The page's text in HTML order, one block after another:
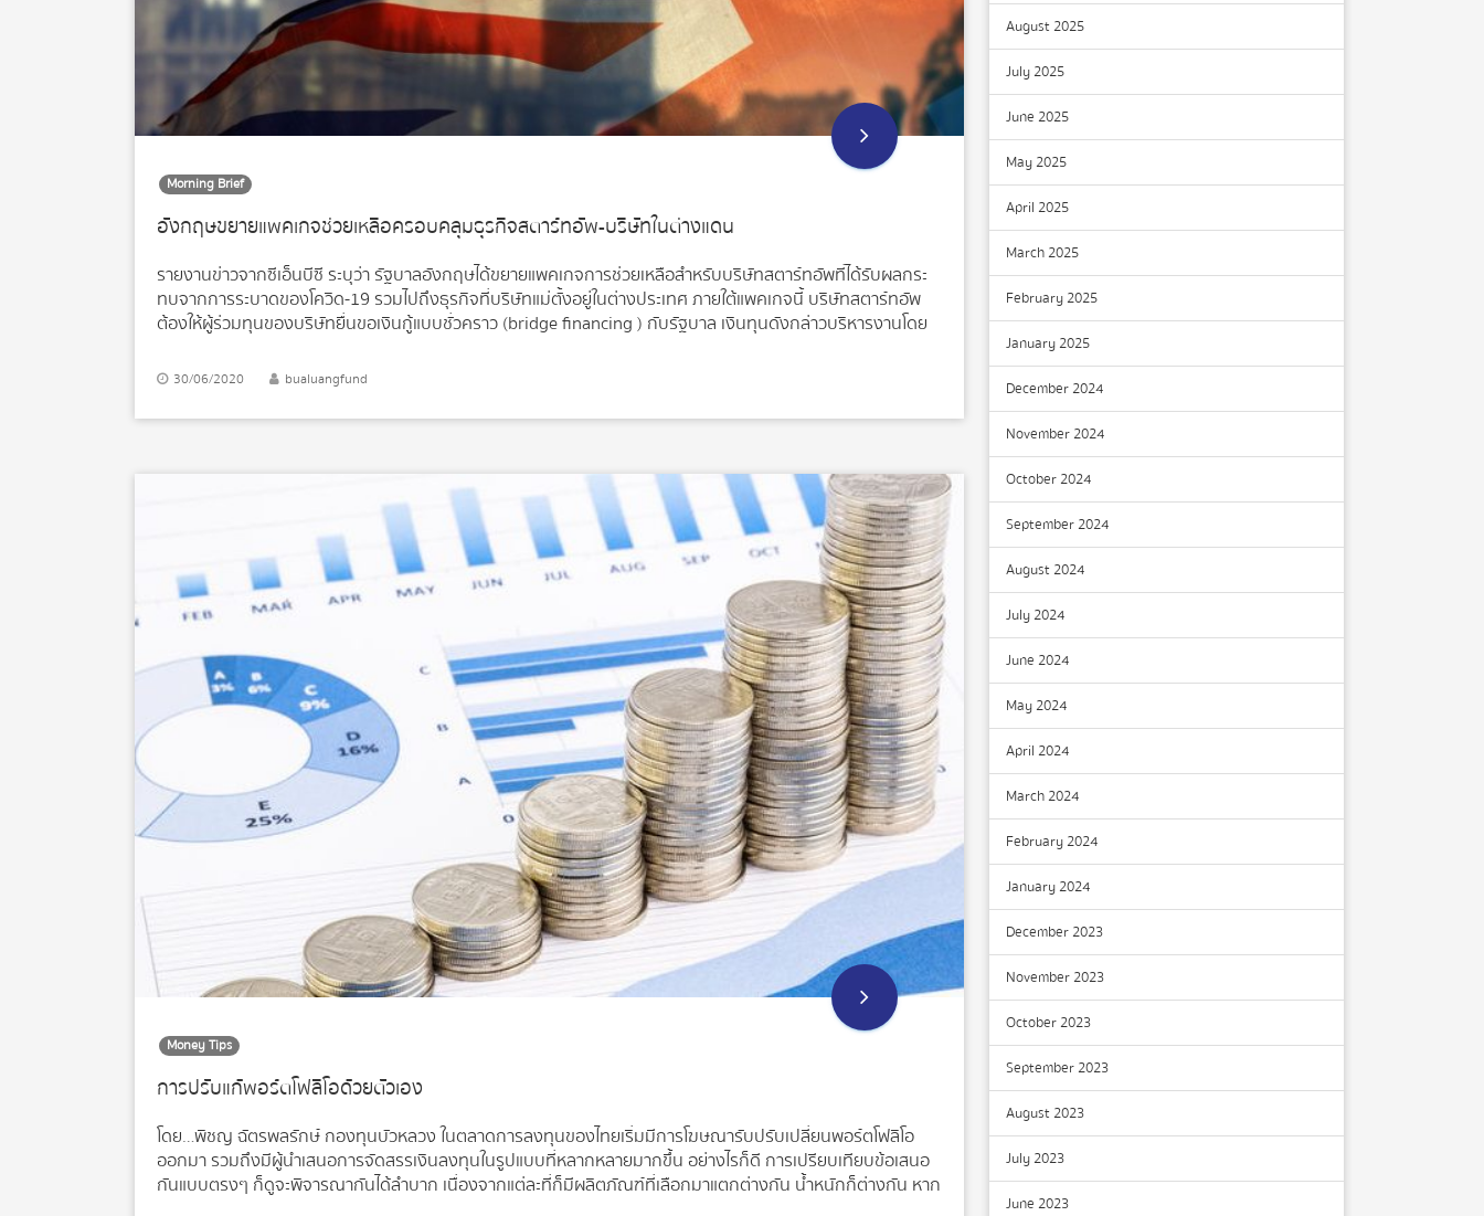
Morning Brief
อังกฤษขยายแพคเกจช่วยเหลือครอบคลุมธุรกิจสตาร์ทอัพ-บริษัทในต่างแดน
รายงานข่าวจากซีเอ็นบีซี ระบุว่า รัฐบาลอังกฤษได้ขยายแพคเกจการช่วยเหลือสำหรับบริษัทสตาร์ทอัพที่ได้รับผลกระ
ทบจากการระบาดของโควิด-19 รวมไปถึงธุรกิจที่บริษัทแม่ตั้งอยู่ในต่างประเทศ ภายใต้แพคเกจนี้ บริษัทสตาร์ทอัพ
ต้องให้ผู้ร่วมทุนของบริษัทยื่นขอเงินกู้แบบชั่วคราว (bridge financing ) กับรัฐบาล เงินทุนดังกล่าวบริหารงานโดย
สตาร์ทอัพ โดยทฤษฎีที่ว่านี้จะช่วยให้รัฐบาลสามารถสร้างผลตอบแทนการลงทุนในภายหลัง กองทุน 500 ล้านปอนด์
(614 ล้านดอลลาร์สหรัฐ) ประกอบด้วยภาระผูกพัน 250 ล้านปอนด์ จากกระทรวงการคลังคลังซึ่งจับคู่กับการระดม
ทุนของภาคเอกชน โดยสตาร์ทอัพจะได้รับการสนับสนุนถึง 320 ล้านปอนด์และรัฐบาล กล่าวว่า ยินดีที่จะเพิ่มขนาด
นวัตกรรมของอังกฤษเป็นหนึ่งในจุดแข็งทางเศรษฐกิจที่ยิ่งใหญ่ ดังนั้นเมื่อเราเริ่มฟื้นตัวกลับจากการระบาดของโค
วิด-19 บริษัทเหล่านี้จะช่วยผลักดันการฟื้นตัวและสร้างงานใหม่ รวมถึงการเปลี่ยนแปลงนี้ หมายความว่า ผู้ที่เริ่มต้น
ธุรกิจที่พยายามอย่างดีที่สุดและมีโอกาสเติบโตทางธุรกิจจะได้รับประโยชน์จากกองทุนในอนาคต
30/06/2020 bualuangfund
Money Tips
การปรับแก้พอร์ตโฟลิโอด้วยตัวเอง
โดย…พิชญ ฉัตรพลรักษ์ กองทุนบัวหลวง ในตลาดการลงทุนของไทยเริ่มมีการโฆษณารับปรับเปลี่ยนพอร์ตโฟลิโอ
ออกมา รวมถึงมีผู้นำเสนอการจัดสรรเงินลงทุนในรูปแบบที่หลากหลายมากขึ้น อย่างไรก็ดี การเปรียบเทียบข้อเสนอ
กันแบบตรงๆ ก็ดูจะพิจารณากันได้ลำบาก เนื่องจากแต่ละที่ก็มีผลิตภัณฑ์ที่เลือกมาแตกต่างกัน น้ำหนักก็ต่างกัน หาก
August 2025
July 2025
June 2025
May 2025
April 2025
March 2025
February 2025
January 2025
December 2024
November 2024
October 2024
September 2024
August 2024
July 2024
June 2024
May 2024
April 2024
March 2024
February 2024
January 2024
December 2023
November 2023
October 2023
September 2023
August 2023
July 2023
June 2023